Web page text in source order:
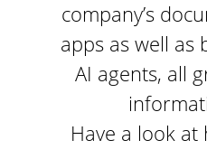
company’s
apps as well as
AI agents, all
Have a look at